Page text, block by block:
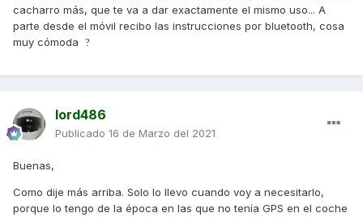
cacharro más, que te va a dar exactamente el mismo uso... A
parte desde el móvil recibo las instrucciones por bluetooth, cosa
muy cómoda ?
lord486
Publicado 16 de Marzo del 2021
Buenas,
Como dije más arriba. Solo lo llevo cuando voy a necesitarlo,
porque lo tengo de la época en las que no tenía GPS en el coche